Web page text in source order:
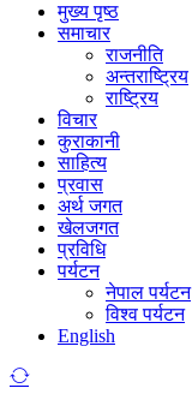
मुख्य पृष्ठ
समाचार
राजनीति
अन्तराष्ट्रिय
राष्ट्रिय
विचार
कुराकानी
साहित्य
प्रवास
अर्थ जगत
खेलजगत
प्रविधि
पर्यटन
नेपाल पर्यटन
विश्व पर्यटन
English